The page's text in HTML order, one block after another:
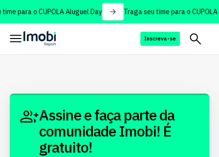
para o CUPOLA Aluguel Day Traga seu time para o CUPOLA
Inscreva-se
Assine e faça parte da
comunidade Imobi! É
gratuito!